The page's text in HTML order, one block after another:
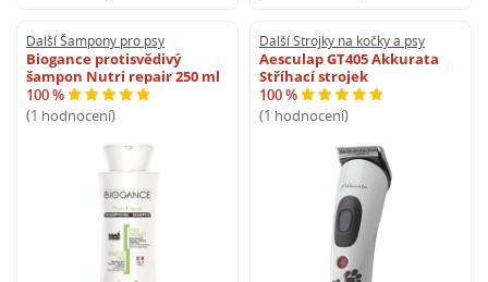
Další Šampony pro psy
Biogance protisvědivý
šampon Nutri repair 250 ml
100 %
(1 hodnocení)
Další Strojky na kočky a psy
Aesculap GT405 Akkurata
Stříhací strojek
100 %
(1 hodnocení)